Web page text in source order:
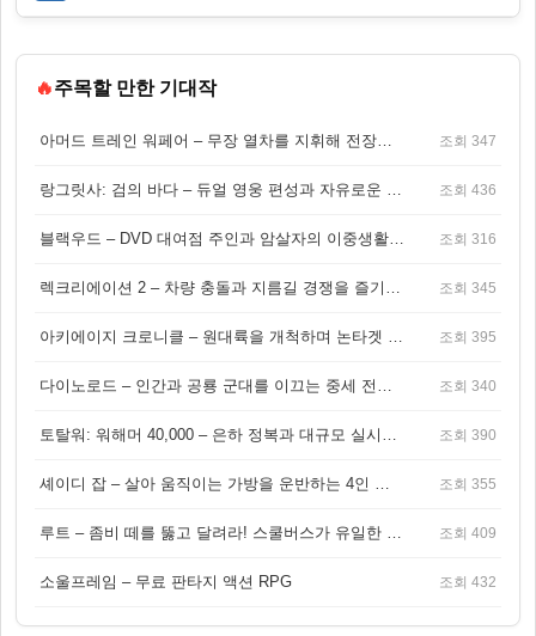
🔥주목할 만한 기대작
아머드 트레인 워페어 – 무장 열차를 지휘해 전장을 돌파하는 생존 전투 게임 조회 347
랑그릿사: 검의 바다 – 듀얼 영웅 편성과 자유로운 탐험을 결합한 판타지 전략 RPG 조회 436
블랙우드 – DVD 대여점 주인과 암살자의 이중생활을 그린 3인칭 액션 스릴러 게임 조회 316
렉크리에이션 2 – 차량 충돌과 지름길 경쟁을 즐기는 오픈월드 아케이드 레이싱 게임 조회 345
아키에이지 크로니클 – 원대륙을 개척하며 논타겟 전투를 즐기는 오픈월드 MMORPG 조회 395
다이노로드 – 인간과 공룡 군대를 이끄는 중세 전략 액션 RPG 조회 340
토탈워: 워해머 40,000 – 은하 정복과 대규모 실시간 전투가 결합된 전략 게임! 조회 390
셰이디 잡 – 살아 움직이는 가방을 운반하는 4인 협동 물리 어드벤처 게임 조회 355
루트 – 좀비 떼를 뚫고 달려라! 스쿨버스가 유일한 집이 되는 4인 협동 생존 게임 조회 409
소울프레임 – 무료 판타지 액션 RPG 조회 432